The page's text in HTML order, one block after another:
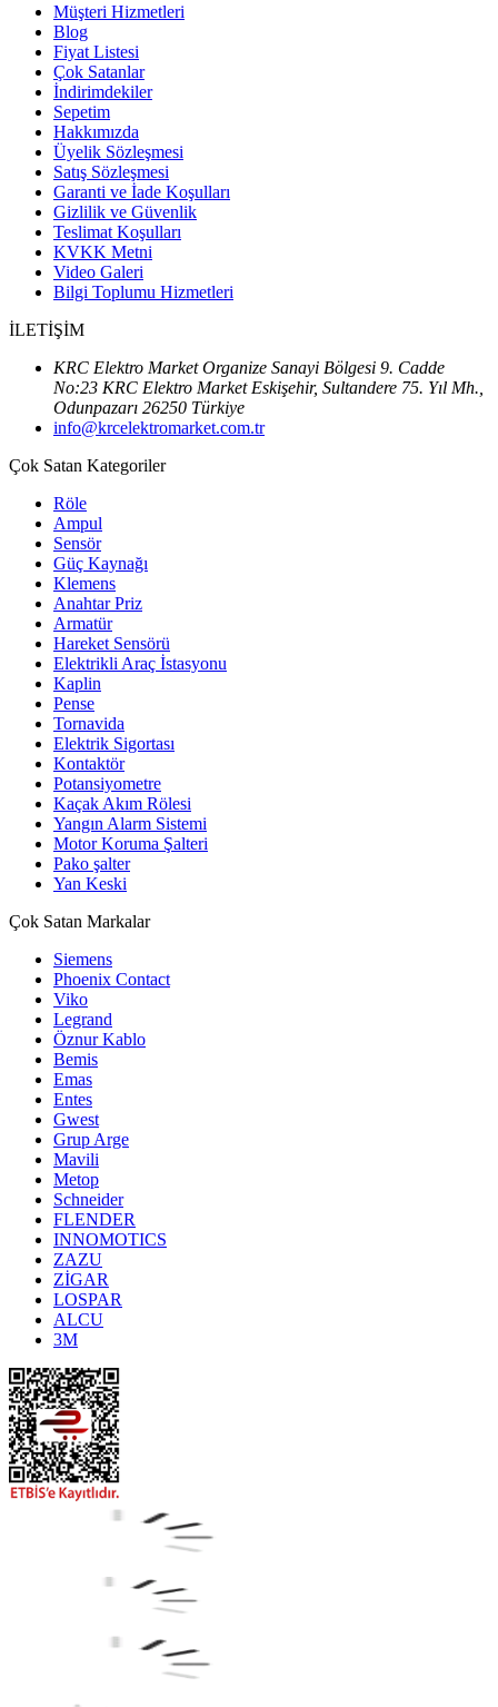
Müşteri Hizmetleri
Blog
Fiyat Listesi
Çok Satanlar
İndirimdekiler
Sepetim
Hakkımızda
Üyelik Sözleşmesi
Satış Sözleşmesi
Garanti ve İade Koşulları
Gizlilik ve Güvenlik
Teslimat Koşulları
KVKK Metni
Video Galeri
Bilgi Toplumu Hizmetleri
İLETİŞİM
KRC Elektro Market Organize Sanayi Bölgesi 9. Cadde
No:23 KRC Elektro Market Eskişehir, Sultandere 75. Yıl Mh.,
Odunpazarı 26250 Türkiye
info@krcelektromarket.com.tr
Çok Satan Kategoriler
Röle
Ampul
Sensör
Güç Kaynağı
Klemens
Anahtar Priz
Armatür
Hareket Sensörü
Elektrikli Araç İstasyonu
Kaplin
Pense
Tornavida
Elektrik Sigortası
Kontaktör
Potansiyometre
Kaçak Akım Rölesi
Yangın Alarm Sistemi
Motor Koruma Şalteri
Pako şalter
Yan Keski
Çok Satan Markalar
Siemens
Phoenix Contact
Viko
Legrand
Öznur Kablo
Bemis
Emas
Entes
Gwest
Grup Arge
Mavili
Metop
Schneider
FLENDER
INNOMOTICS
ZAZU
ZİGAR
LOSPAR
ALCU
3M